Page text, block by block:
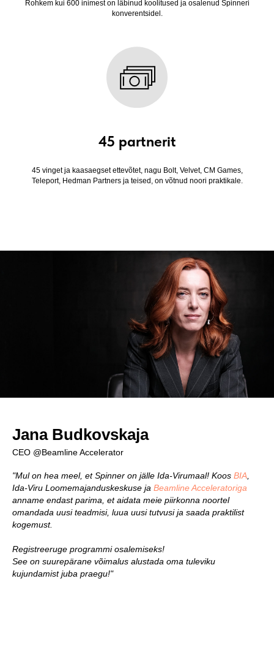
Rohkem kui 600 inimest on läbinud koolitused ja osalenud Spinneri
konverentsidel.
45 partnerit
45 vinget ja kaasaegset ettevõtet, nagu Bolt, Velvet, CM Games,
Teleport, Hedman Partners ja teised, on võtnud noori praktikale.
Jana Budkovskaja
CEO @Beamline Accelerator
"Mul on hea meel, et Spinner on jälle Ida-Virumaal! Koos BIA
Ida-Viru Loomemajanduskeskuse ja Beamline Acceleratoriga
anname endast parima, et aidata meie piirkonna noortel
omandada uusi teadmisi, luua uusi tutvusi ja saada praktilist
kogemust.
Registreeruge programmi osalemiseks!
See on suurepärane võimalus alustada oma tuleviku
kujundamist juba praegu!"